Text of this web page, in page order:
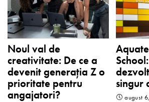
Noul val de
creativitate: De ce a
devenit generația Z o
prioritate pentru
angajatori?
singur
august